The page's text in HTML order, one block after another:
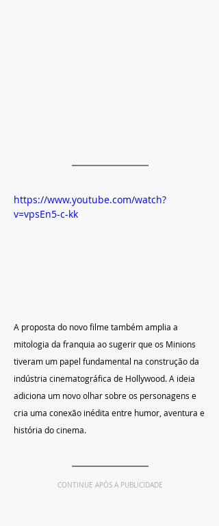
https://www.youtube.com/watch?
v=vpsEn5-c-kk
A proposta do novo filme também amplia a
mitologia da franquia ao sugerir que os Minions
tiveram um papel fundamental na construção da
indústria cinematográfica de Hollywood. A ideia
adiciona um novo olhar sobre os personagens e
cria uma conexão inédita entre humor, aventura e
história do cinema.
CONTINUE APÓS A PUBLICIDADE